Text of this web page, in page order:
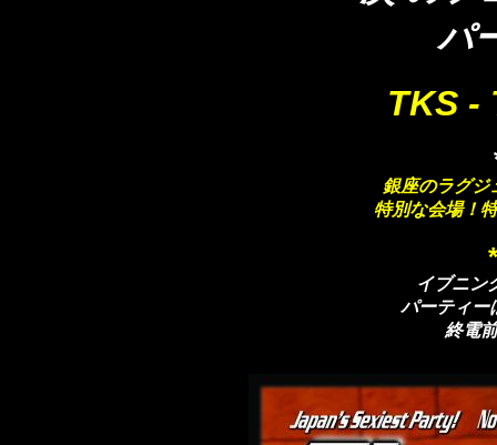
パ
TKS -
銀座のラグジ
特別な会場！
イブニン
パーティー
終電